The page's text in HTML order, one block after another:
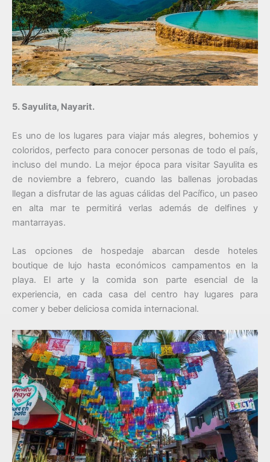
5. Sayulita, Nayarit.
Es uno de los lugares para viajar más alegres, bohemios y
coloridos, perfecto para conocer personas de todo el país,
incluso del mundo. La mejor época para visitar Sayulita es
de noviembre a febrero, cuando las ballenas jorobadas
llegan a disfrutar de las aguas cálidas del Pacífico, un paseo
en alta mar te permitirá verlas además de delfines y
mantarrayas.
Las opciones de hospedaje abarcan desde hoteles
boutique de lujo hasta económicos campamentos en la
playa. El arte y la comida son parte esencial de la
experiencia, en cada casa del centro hay lugares para
comer y beber deliciosa comida internacional.